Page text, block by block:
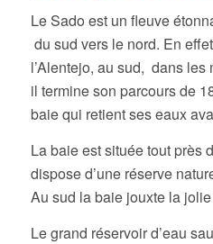
Le Sado est un fleuve
du sud vers le nord. En
l’Alentejo, au sud, dans les
il termine son parcours de
baie qui retient ses eaux
La baie est située tout près
dispose d’une réserve
Au sud la baie jouxte la
Le grand réservoir d’eau